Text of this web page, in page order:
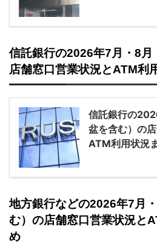
信託銀行の2026年7月・8月
店舗窓口営業状況とATM利
信託銀行の
盆を含む）の
ATM利用状況
地方銀行などの2026年7月
む）の店舗窓口営業状況と
め